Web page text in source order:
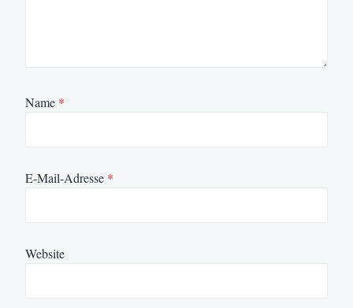
Name *
E-Mail-Adresse *
Website